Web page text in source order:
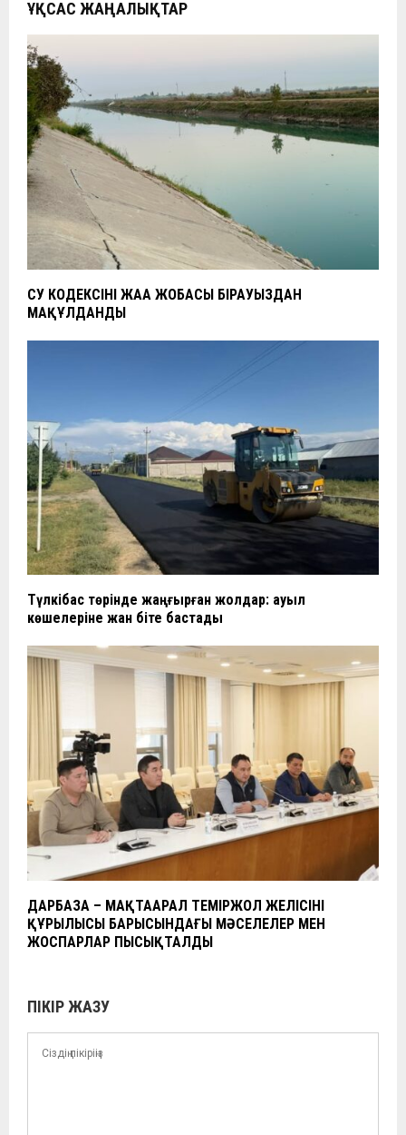
ҰҚСАС ЖАҢАЛЫҚТАР
СУ КОДЕКСІНІҢ ЖАҢА ЖОБАСЫ БІРАУЫЗДАН
МАҚҰЛДАНДЫ
Түлкібас төрінде жаңғырған жолдар: ауыл
көшелеріне жан біте бастады
ДАРБАЗА – МАҚТААРАЛ ТЕМІРЖОЛ ЖЕЛІСІНІҢ
ҚҰРЫЛЫСЫ БАРЫСЫНДАҒЫ МӘСЕЛЕЛЕР МЕН
ЖОСПАРЛАР ПЫСЫҚТАЛДЫ
ПІКІР ЖАЗУ